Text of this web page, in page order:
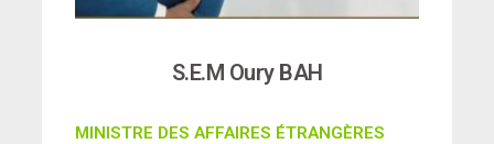
S.E.M Oury BAH
MINISTRE DES AFFAIRES ÉTRANGÈRES